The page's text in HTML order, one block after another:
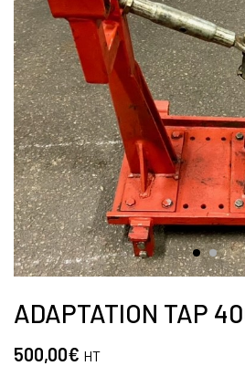
ADAPTATION TAP
500,00€ HT